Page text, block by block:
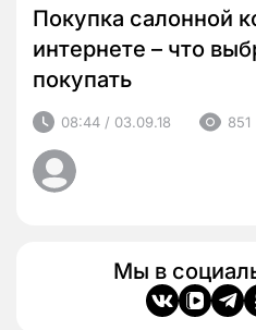
Покупка салонной
интернете – что
покупать
08:44 / 03.09.18 851
Мы в